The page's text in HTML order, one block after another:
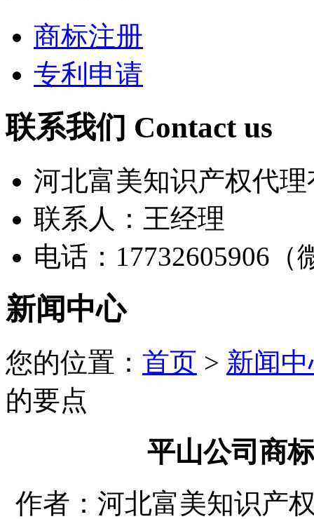
商标注册
专利申请
联系我们 Contact us
河北富美知识产权代
联系人：王经理
电话：17732605906（
新闻中心
您的位置： 首页 > 新闻
的要点
平山公司商
作者：河北富美知识产